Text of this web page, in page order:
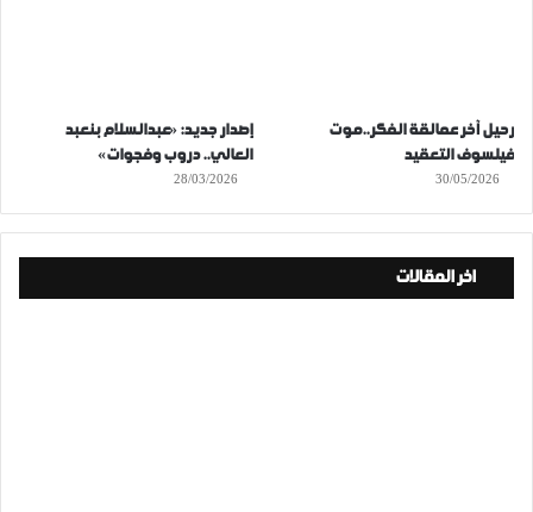
رحيل آخر عمالقة الفكر..موت
فيلسوف التعقيد
30/05/2026
إصدار جديد: «عبدالسلام بنعبد
العالي.. دروب وفجوات»
28/03/2026
اخر المقالات